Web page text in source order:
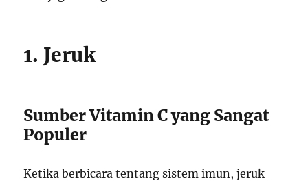
1. Jeruk
Sumber Vitamin C yang Sangat
Populer
Ketika berbicara tentang sistem imun, jeruk